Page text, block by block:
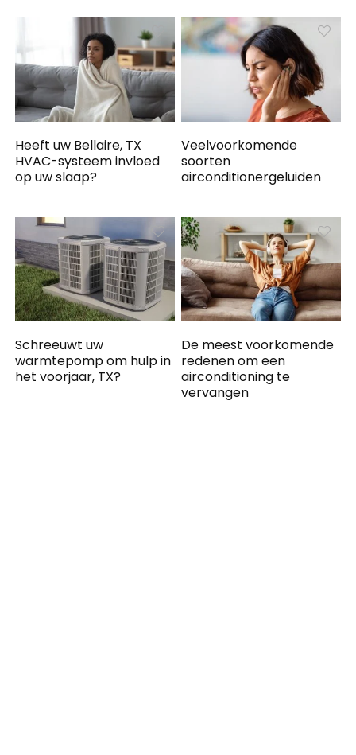
Heeft uw Bellaire, TX
HVAC-systeem invloed
op uw slaap?
Veelvoorkomende
soorten
airconditionergeluiden
Schreeuwt uw
warmtepomp om hulp in
het voorjaar, TX?
De meest voorkomende
redenen om een ​​
airconditioning te
vervangen